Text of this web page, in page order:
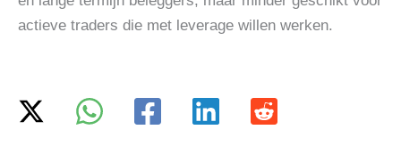
actieve traders die met leverage willen werken.